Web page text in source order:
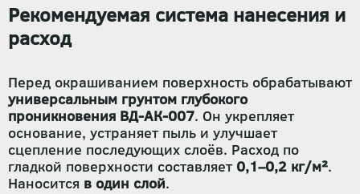
Рекомендуемая система нанесения и
расход
Перед окрашиванием поверхность обрабатывают
универсальным грунтом глубокого
проникновения ВД-АК-007. Он укрепляет
основание, устраняет пыль и улучшает
сцепление последующих слоёв. Расход по
гладкой поверхности составляет 0,1–0,2 кг/м².
Наносится в один слой.